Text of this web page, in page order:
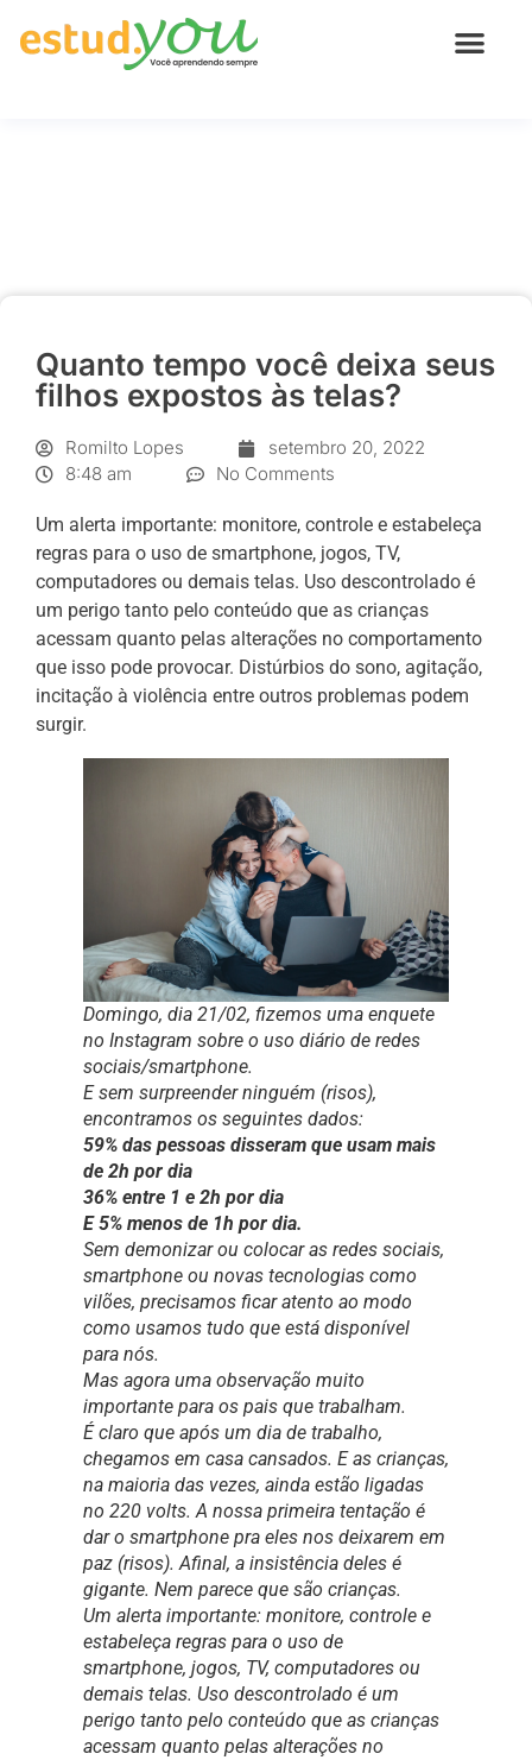
Quanto tempo você deixa seus
filhos expostos às telas?
Romilto Lopes
setembro 20, 2022
8:48 am
No Comments
Um alerta importante: monitore, controle e estabeleça
regras para o uso de smartphone, jogos, TV,
computadores ou demais telas. Uso descontrolado é
um perigo tanto pelo conteúdo que as crianças
acessam quanto pelas alterações no comportamento
que isso pode provocar. Distúrbios do sono, agitação,
incitação à violência entre outros problemas podem
surgir.
Domingo, dia 21/02, fizemos uma enquete
no Instagram sobre o uso diário de redes
sociais/smartphone.
E sem surpreender ninguém (risos),
encontramos os seguintes dados:
59% das pessoas disseram que usam mais
de 2h por dia
36% entre 1 e 2h por dia
E 5% menos de 1h por dia.
Sem demonizar ou colocar as redes sociais,
smartphone ou novas tecnologias como
vilões, precisamos ficar atento ao modo
como usamos tudo que está disponível
para nós.
Mas agora uma observação muito
importante para os pais que trabalham.
É claro que após um dia de trabalho,
chegamos em casa cansados. E as crianças,
na maioria das vezes, ainda estão ligadas
no 220 volts. A nossa primeira tentação é
dar o smartphone pra eles nos deixarem em
paz (risos). Afinal, a insistência deles é
gigante. Nem parece que são crianças.
Um alerta importante: monitore, controle e
estabeleça regras para o uso de
smartphone, jogos, TV, computadores ou
demais telas. Uso descontrolado é um
perigo tanto pelo conteúdo que as crianças
acessam quanto pelas alterações no